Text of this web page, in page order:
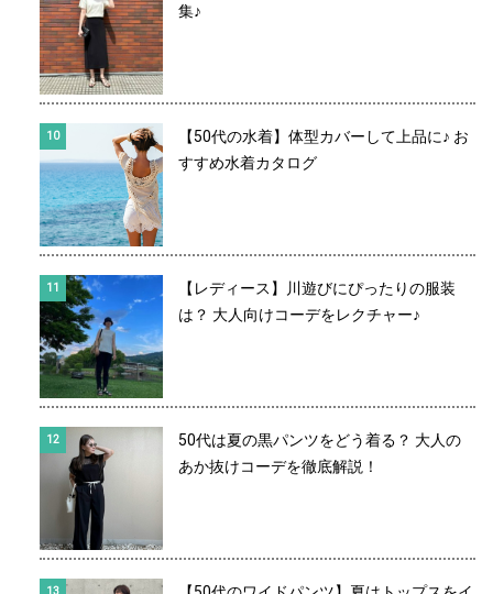
集♪
【50代の水着】体型カバーして上品に♪ お
すすめ水着カタログ
【レディース】川遊びにぴったりの服装
は？ 大人向けコーデをレクチャー♪
50代は夏の黒パンツをどう着る？ 大人の
あか抜けコーデを徹底解説！